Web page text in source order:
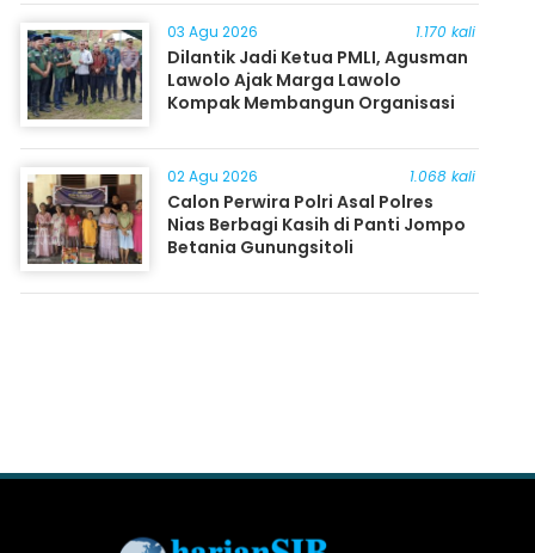
03 Agu 2026 1.170 kali
Dilantik Jadi Ketua PMLI, Agusman
Lawolo Ajak Marga Lawolo
Kompak Membangun Organisasi
02 Agu 2026 1.068 kali
Calon Perwira Polri Asal Polres
Nias Berbagi Kasih di Panti Jompo
Betania Gunungsitoli